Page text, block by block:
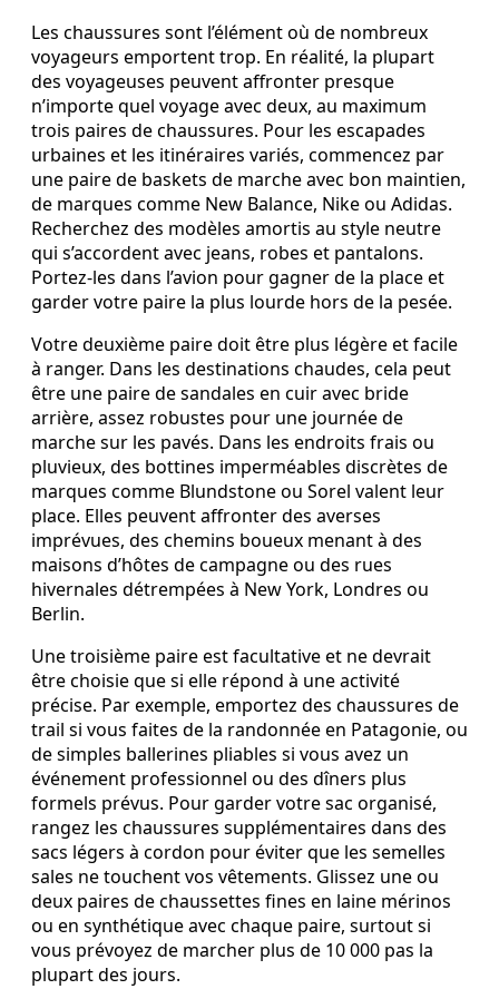
Les chaussures sont l’élément où de nombreux
voyageurs emportent trop. En réalité, la plupart
des voyageuses peuvent affronter presque
n’importe quel voyage avec deux, au maximum
trois paires de chaussures. Pour les escapades
urbaines et les itinéraires variés, commencez par
une paire de baskets de marche avec bon maintien,
de marques comme New Balance, Nike ou Adidas.
Recherchez des modèles amortis au style neutre
qui s’accordent avec jeans, robes et pantalons.
Portez-les dans l’avion pour gagner de la place et
garder votre paire la plus lourde hors de la pesée.
Votre deuxième paire doit être plus légère et facile
à ranger. Dans les destinations chaudes, cela peut
être une paire de sandales en cuir avec bride
arrière, assez robustes pour une journée de
marche sur les pavés. Dans les endroits frais ou
pluvieux, des bottines imperméables discrètes de
marques comme Blundstone ou Sorel valent leur
place. Elles peuvent affronter des averses
imprévues, des chemins boueux menant à des
maisons d’hôtes de campagne ou des rues
hivernales détrempées à New York, Londres ou
Berlin.
Une troisième paire est facultative et ne devrait
être choisie que si elle répond à une activité
précise. Par exemple, emportez des chaussures de
trail si vous faites de la randonnée en Patagonie, ou
de simples ballerines pliables si vous avez un
événement professionnel ou des dîners plus
formels prévus. Pour garder votre sac organisé,
rangez les chaussures supplémentaires dans des
sacs légers à cordon pour éviter que les semelles
sales ne touchent vos vêtements. Glissez une ou
deux paires de chaussettes fines en laine mérinos
ou en synthétique avec chaque paire, surtout si
vous prévoyez de marcher plus de 10 000 pas la
plupart des jours.